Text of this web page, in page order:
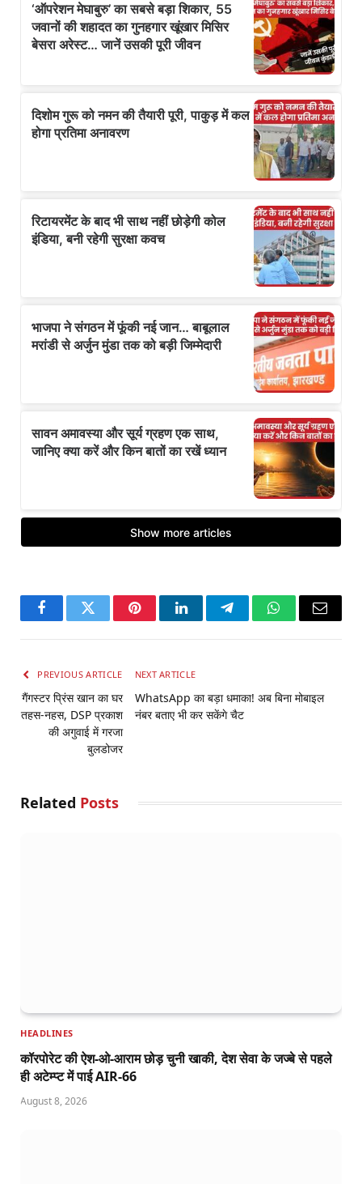
FacebookTwitter PinterestLinkedInTelegramWhatsApp
Email
PREVIOUS ARTICLE
गैंगस्टर प्रिंस खान का घर
तहस-नहस, DSP प्रकाश
की अगुवाई में गरजा
बुलडोजर
NEXT ARTICLE
WhatsApp का बड़ा धमाका! अब बिना मोबाइल
नंबर बताए भी कर सकेंगे चैट
Related Posts
HEADLINES
कॉरपोरेट की ऐश-ओ-आराम छोड़ चुनी खाकी, देश सेवा के जज्बे से पहले
ही अटेम्प्ट में पाई AIR-66
August 8, 2026